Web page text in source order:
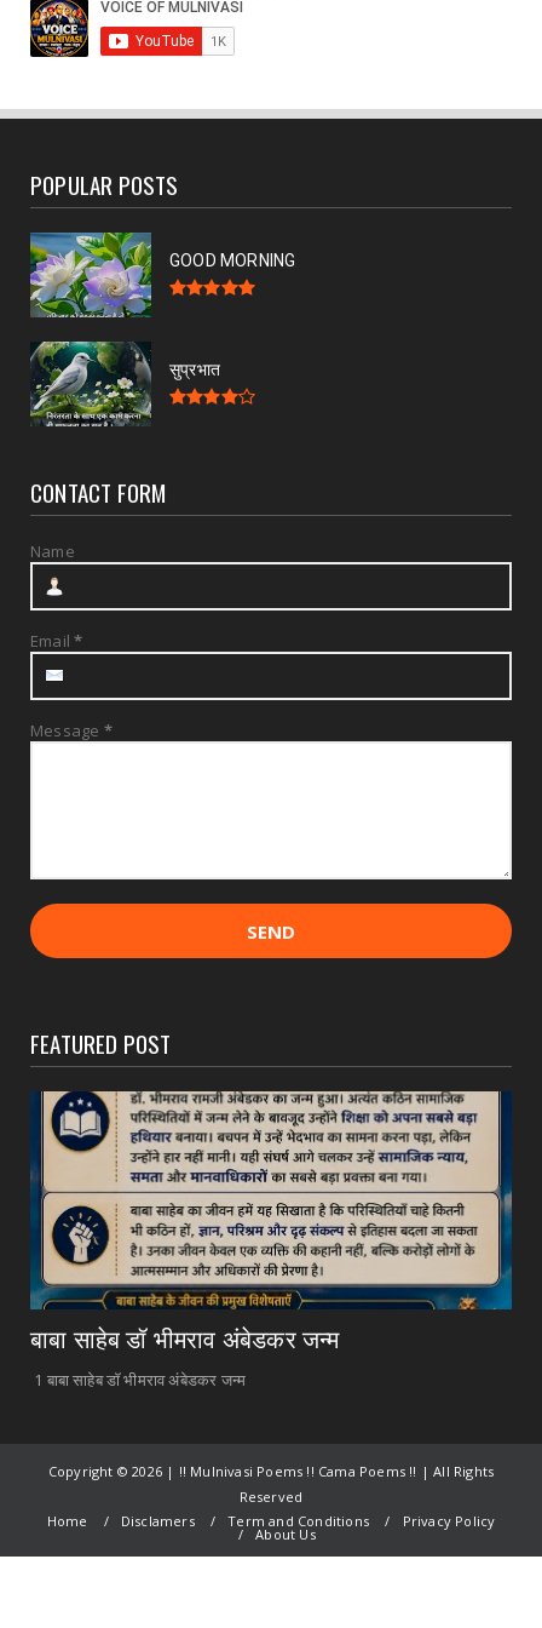
POPULAR POSTS
GOOD MORNING
सुप्रभात
CONTACT FORM
Name
Email*
Message *
FEATURED POST
बाबा साहेब डॉ भीमराव अंबेडकर जन्म
1 बाबा साहेब डॉ भीमराव अंबेडकर जन्म
Copyright ©2026 | !! Mulnivasi Poems !! Cama Poems !! | All Rights
Reserved
Home
Disclamers Term and Conditions Privacy Policy
About Us